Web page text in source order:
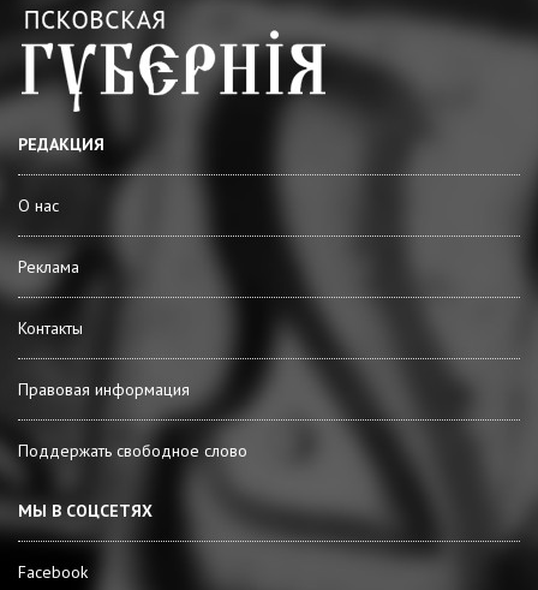
РЕДАКЦИЯ
О нас
Реклама
Контакты
Правовая информация
Поддержать свободное слово
МЫ В СОЦСЕТЯХ
Facebook